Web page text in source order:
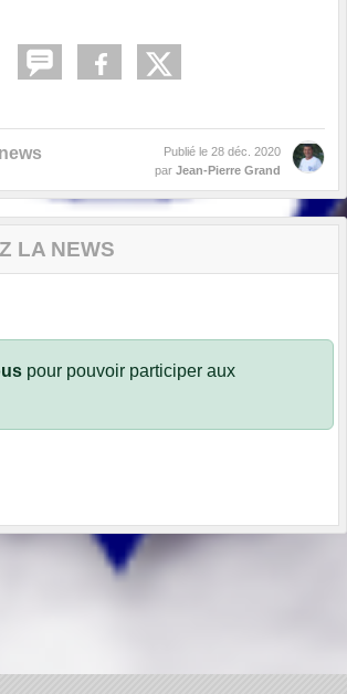
Publié le 28 déc. 2020
par Jean-Pierre Grand
LA NEWS
pour pouvoir participer aux